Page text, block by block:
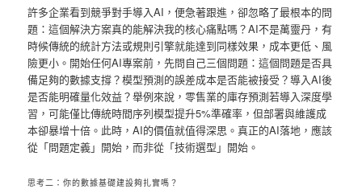
許多企業看到競爭對手導入AI，便急著跟進，卻忽略了最根本的問
題：這個解決方案真的能解決我的核心痛點嗎？AI不是萬靈丹，有
時候傳統的統計方法或規則引擎就能達到同樣效果，成本更低、風
險更小。開始任何AI專案前，先問自己三個問題：這個問題是否具
備足夠的數據支撐？模型預測的誤差成本是否能被接受？導入AI後
是否能明確量化效益？舉例來說，零售業的庫存預測若導入深度學
習，可能僅比傳統時間序列模型提升5%準確率，但部署與維護成
本卻暴增十倍。此時，AI的價值就值得深思。真正的AI落地，應該
從「問題定義」開始，而非從「技術選型」開始。
思考二：你的數據基礎建設夠扎實嗎？